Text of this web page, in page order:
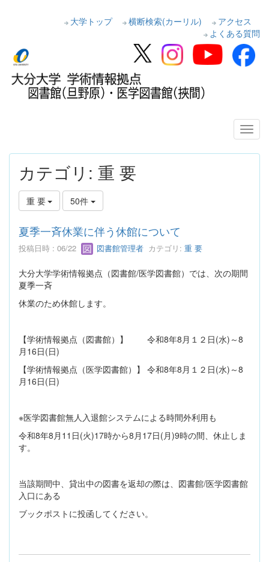
大学トップ 横断検索(カーリル)
アクセス
よくある質問
カテゴリ: 重 要
重 要 50件
夏季一斉休業に伴う休館について
投稿日時 : 06/22 図書館管理者 カテゴリ: 重 要
大分大学学術情報拠点（図書館/医学図書館）では、次の期間
夏季一斉
休業のため休館します。
【学術情報拠点（図書館）】 令和8年8月１２日(水)～8
月16日(日)
【学術情報拠点（医学図書館）】 令和8年8月１２日(水)～8
月16日(日)
※医学図書館無人入退館システムによる時間外利用も
令和8年8月11日(火)17時から8月17日(月)9時の間、休止しま
す。
当該期間中、貸出中の図書を返却の際は、図書館/医学図書館
入口にある
ブックポストに投函してください。